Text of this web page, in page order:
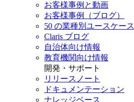
お客様事例と動画
お客様事例（ブログ）
50 の業種別ユースケース
Claris ブログ
自治体向け情報
教育機関向け情報
開発・サポート
リリースノート
ドキュメンテーション
ナレッジベース